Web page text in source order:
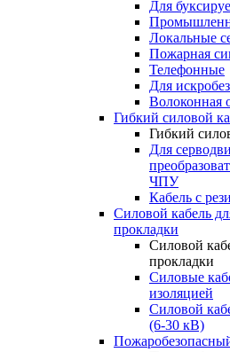
Для
Локальные
Пожарная
Телефонные
Для
Волоконная
Гибкий силовой
Гибкий
Для
ЧПУ
Кабель с
Силовой кабель
прокладки
Силовой
прокладки
Силовые
изоляцией
Силовой
(6-30 кВ)